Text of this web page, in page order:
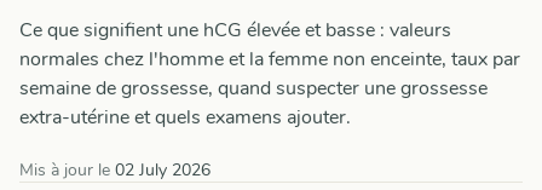
Ce que signifient une hCG élevée et basse : valeurs
normales chez l'homme et la femme non enceinte, taux par
semaine de grossesse, quand suspecter une grossesse
extra-utérine et quels examens ajouter.
Mis à jour le 02 July 2026